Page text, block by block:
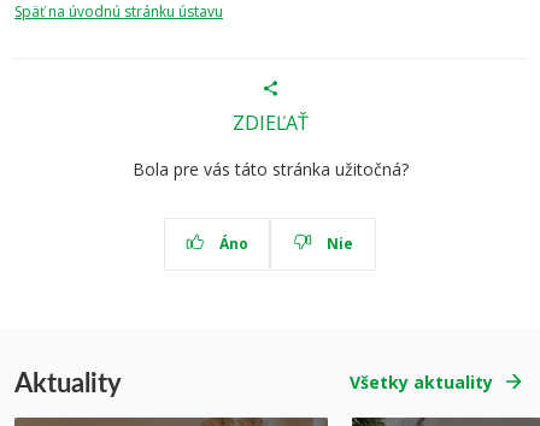
Späť na úvodnú stránku ústavu
ZDIEĽAŤ
Bola pre vás táto stránka užitočná?
Áno Nie
Aktuality Všetky aktuality